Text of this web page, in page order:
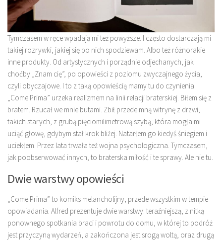
Tymczasem w ręce wpadają mi też powyższe. I często dostarczają mi
takiej rozrywki, jakiej się po nich spodziewam. Albo też różnorakie
inne produkty. Od artystycznych i porządnie odjechanych, jak
choćby „Znam cię”, po opowieści z poziomu zwyczajnego życia,
czyli obyczajowe. I to z taką opowieścią mamy tu do czynienia.
„Come Prima” urzeka realizmem na linii relacji braterskiej. Biłem się z
bratem. Rzucał we mnie butami. Zbił przede mną witrynę z drzwi,
takich starych, z grubą pięciomilimetrową szybą, która mogła mi
uciąć głowę, gdybym stał krok bliżej. Natarłem go kiedyś śniegiem i
uciekłem. Przez lata trwała też wojna psychologiczna. Tymczasem,
jak poobserwować innych, to braterska miłość i te sprawy. Ale nie tu.
Dwie warstwy opowieści
„Come Prima” to komiks melancholijny, przede wszystkim w tempie
opowiadania. Alfred prezentuje dwie warstwy: teraźniejszą, z nitką
ponownego spotkania braci i powrotu do domu, w której to podróż
jest przyczyną wydarzeń, a zakończona jest srogą woltą, oraz drugą